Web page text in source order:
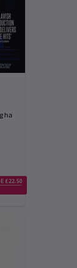
ha
£22.50